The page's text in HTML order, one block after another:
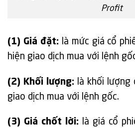
Profit
(1) Giá đặt:là mức giá cổ
hiện giao dịch mua với lệnh
(2) Khối lượng: là khối lượng
giao dịch mua với lệnh gốc.
(3) Giá chốt lời: là giá cổ